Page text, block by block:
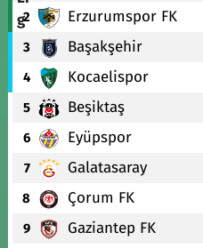
2 Erzurumspor FK
3 Başakşehir
4 Kocaelispor
5 Beşiktaş
6 Eyüpspor
7 Galatasaray
8 Çorum FK
9 Gaziantep FK